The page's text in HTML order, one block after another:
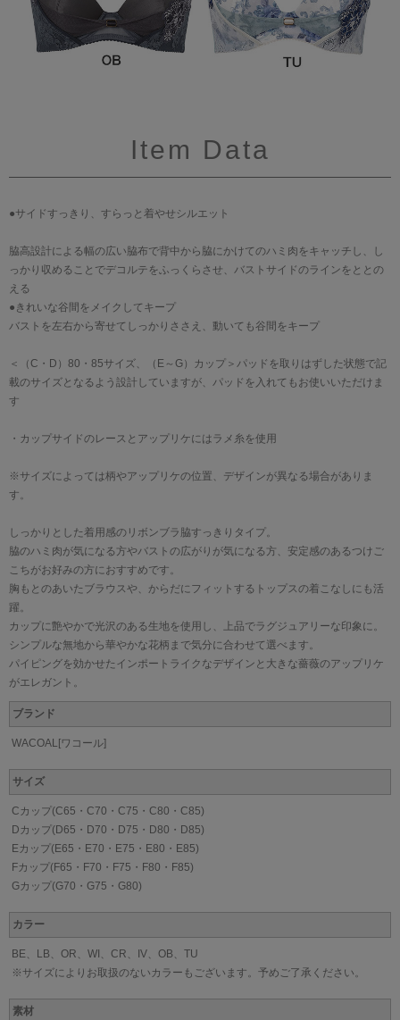
Item Data
●サイドすっきり、すらっと着やせシルエット
脇高設計による幅の広い脇布で背中から脇にかけてのハミ肉をキャッチし、し
っかり収めることでデコルテをふっくらさせ、バストサイドのラインをととの
える
●きれいな谷間をメイクしてキープ
バストを左右から寄せてしっかりささえ、動いても谷間をキープ
＜（C・D）80・85サイズ、（E～G）カップ＞パッドを取りはずした状態で記
載のサイズとなるよう設計していますが、パッドを入れてもお使いいただけま
す
・カップサイドのレースとアップリケにはラメ糸を使用
※サイズによっては柄やアップリケの位置、デザインが異なる場合がありま
す。
しっかりとした着用感のリボンブラ脇すっきりタイプ。
脇のハミ肉が気になる方やバストの広がりが気になる方、安定感のあるつけご
こちがお好みの方におすすめです。
胸もとのあいたブラウスや、からだにフィットするトップスの着こなしにも活
躍。
カップに艶やかで光沢のある生地を使用し、上品でラグジュアリーな印象に。
シンプルな無地から華やかな花柄まで気分に合わせて選べます。
パイピングを効かせたインポートライクなデザインと大きな薔薇のアップリケ
がエレガント。
ブランド
WACOAL[ワコール]
サイズ
Cカップ(C65・C70・C75・C80・C85)
Dカップ(D65・D70・D75・D80・D85)
Eカップ(E65・E70・E75・E80・E85)
Fカップ(F65・F70・F75・F80・F85)
Gカップ(G70・G75・G80)
カラー
BE、LB、OR、WI、CR、IV、OB、TU
※サイズによりお取扱のないカラーもございます。予めご了承ください。
素材